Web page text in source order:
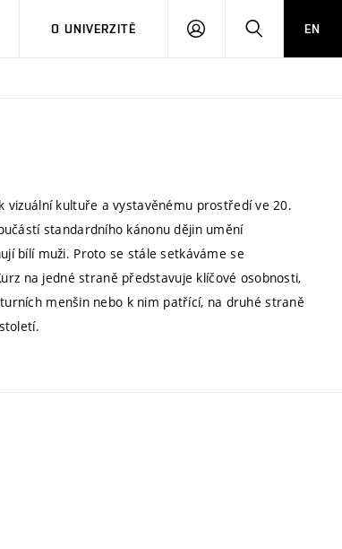
O UNIVERZITĚ
PŘIHLÁSIT HLEDATEN
vizuální kultuře a vystavěnému prostředí ve 20.
standardního kánonu dějin umění
bílí muži. Proto se stále setkáváme se
na jedné straně představuje klíčové osobnosti,
menšin nebo k nim patřící, na druhé straně